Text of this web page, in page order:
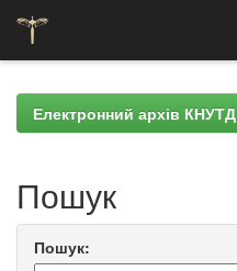
navigationЕлектронний архів КНУТД
Пошук
Пошук: